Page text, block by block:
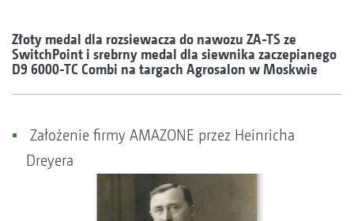
Złoty medal dla rozsiewacza do nawozu ZA-TS ze
SwitchPoint i srebrny medal dla siewnika zaczepianego
D9 6000-TC Combi na targach Agrosalon w Moskwie
Założenie firmy AMAZONE przez Heinricha
Dreyera